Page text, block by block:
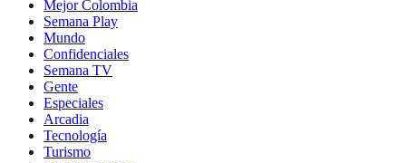
Mejor Colombia
Semana Play
Mundo
Confidenciales
Semana TV
Gente
Especiales
Arcadia
Tecnología
Turismo